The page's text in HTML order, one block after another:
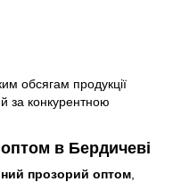
обсягам продукції
за конкурентною
в Бердичеві
прозорий оптом